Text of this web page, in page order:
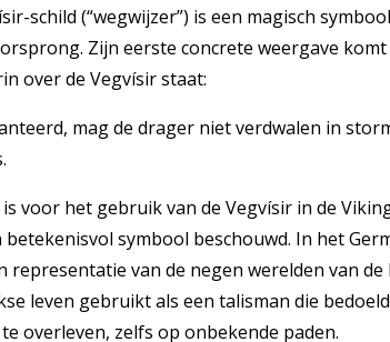
schild (“wegwijzer”) is een magisch
Zijn eerste concrete weergave
over de Vegvísir staat:
mag de drager niet verdwalen in
voor het gebruik van de Vegvísir in de
symbool beschouwd. In het
van de negen werelden van
leven gebruikt als een talisman die
overleven, zelfs op onbekende paden.